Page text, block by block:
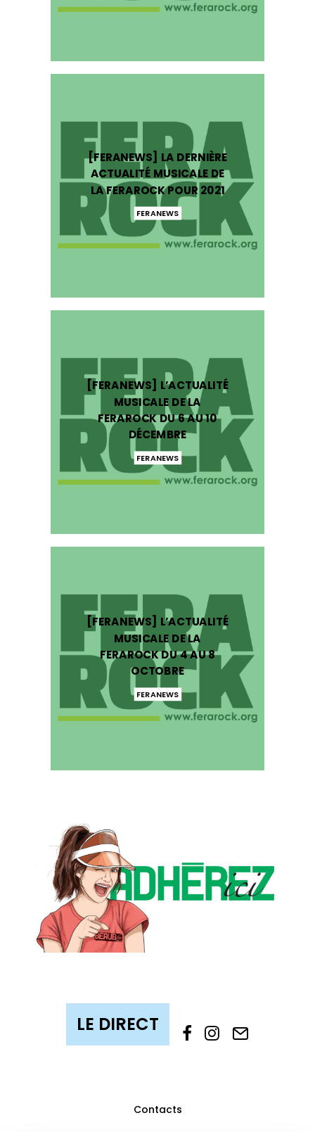
[FERANEWS] LA DERNIÈRE
ACTUALITÉ MUSICALE DE
LA FERAROCK POUR 2021
FERANEWS
[FERANEWS] L’ACTUALITÉ
MUSICALE DE LA
FERAROCK DU 6 AU 10
DÉCEMBRE
FERANEWS
[FERANEWS] L’ACTUALITÉ
MUSICALE DE LA
FERAROCK DU 4 AU 8
OCTOBRE
FERANEWS
Contacts